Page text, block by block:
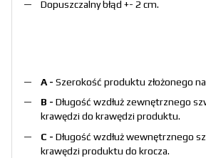
Dopuszczalny błąd +- 2 cm.
A - Szerokość produktu złożonego na
B - Długość wzdłuż zewnętrznego
krawędzi do krawędzi produktu.
C - Długość wzdłuż wewnętrznego
krawędzi produktu do krocza.